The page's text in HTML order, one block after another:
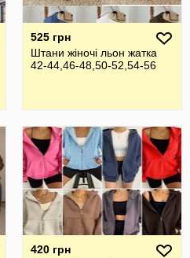
525 грн
Штани жіночі льон жатка
42-44,46-48,50-52,54-56
420 грн